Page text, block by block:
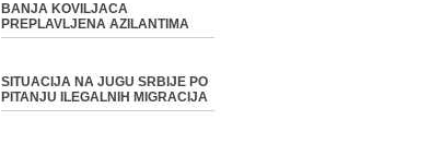
BANJA KOVILJACA
PREPLAVLJENA AZILANTIMA
SITUACIJA NA JUGU SRBIJE PO
PITANJU ILEGALNIH MIGRACIJA